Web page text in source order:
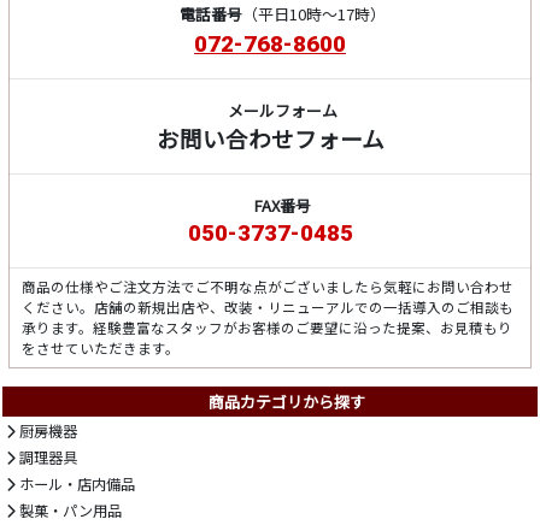
電話番号（平日10時～17時）
072-768-8600
メールフォーム
お問い合わせフォーム
FAX番号
050-3737-0485
商品の仕様やご注文方法でご不明な点がございましたら気軽にお問い合わせ
ください。店舗の新規出店や、改装・リニューアルでの一括導入のご相談も
承ります。経験豊富なスタッフがお客様のご要望に沿った提案、お見積もり
をさせていただきます。
商品カテゴリから探す
厨房機器
調理器具
ホール・店内備品
製菓・パン用品